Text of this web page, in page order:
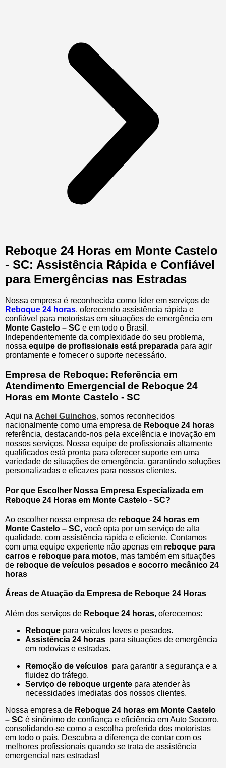
Reboque 24 Horas em Monte Castelo
- SC: Assistência Rápida e Confiável
para Emergências nas Estradas
Nossa empresa é reconhecida como líder em serviços de
Reboque 24 horas, oferecendo assistência rápida e
confiável para motoristas em situações de emergência em
Monte Castelo – SC e em todo o Brasil.
Independentemente da complexidade do seu problema,
nossa equipe de profissionais está preparada para agir
prontamente e fornecer o suporte necessário.
Empresa de Reboque: Referência em
Atendimento Emergencial de Reboque 24
Horas em Monte Castelo - SC
Aqui na Achei Guinchos, somos reconhecidos
nacionalmente como uma empresa de Reboque 24 horas
referência, destacando-nos pela excelência e inovação em
nossos serviços. Nossa equipe de profissionais altamente
qualificados está pronta para oferecer suporte em uma
variedade de situações de emergência, garantindo soluções
personalizadas e eficazes para nossos clientes.
Por que Escolher Nossa Empresa Especializada em
Reboque 24 Horas em Monte Castelo - SC?
Ao escolher nossa empresa de reboque 24 horas em
Monte Castelo – SC, você opta por um serviço de alta
qualidade, com assistência rápida e eficiente. Contamos
com uma equipe experiente não apenas em reboque para
carros e reboque para motos, mas também em situações
de reboque de veículos pesados e socorro mecânico 24
horas
Áreas de Atuação da Empresa de Reboque 24 Horas
Além dos serviços de Reboque 24 horas, oferecemos:
Reboque para veículos leves e pesados.
Assistência 24 horas para situações de emergência
em rodovias e estradas.
Remoção de veículos para garantir a segurança e a
fluidez do tráfego.
Serviço de reboque urgente para atender às
necessidades imediatas dos nossos clientes.
Nossa empresa de Reboque 24 horas em Monte Castelo
– SC é sinônimo de confiança e eficiência em Auto Socorro,
consolidando-se como a escolha preferida dos motoristas
em todo o país. Descubra a diferença de contar com os
melhores profissionais quando se trata de assistência
emergencial nas estradas!